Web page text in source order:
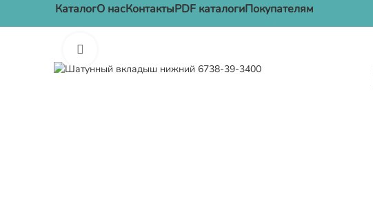
КаталогО насКонтактыPDF каталогиПокупателям